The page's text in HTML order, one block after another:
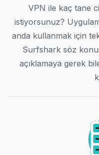
VPN ile kaç tane
istiyorsunuz?
anda kullanmak için
Surfshark söz
açıklamaya gerek